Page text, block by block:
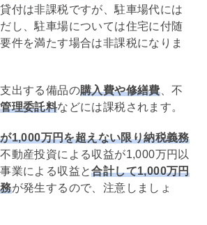
付は非課税ですが、駐車場代には
し、駐車場については住宅に付随
件を満たす場合は非課税になりま
出する備品の購入費や修繕費、不
管理委託料などには課税されます。
1,000万円を超えない限り納税義務
動産投資による収益が1,000万円以
業による収益と合計して1,000万円
が発生するので、注意しましょ